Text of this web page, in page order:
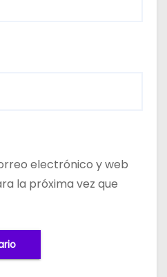
electrónico y web
la próxima vez que